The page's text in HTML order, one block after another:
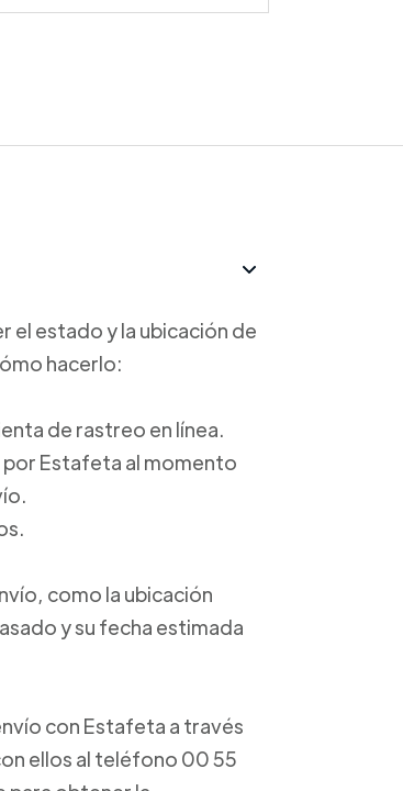
el estado y la ubicación de
hacerlo:
de rastreo en línea.
Estafeta al momento
como la ubicación
y su fecha estimada
con Estafeta a través
ellos al teléfono 00 55